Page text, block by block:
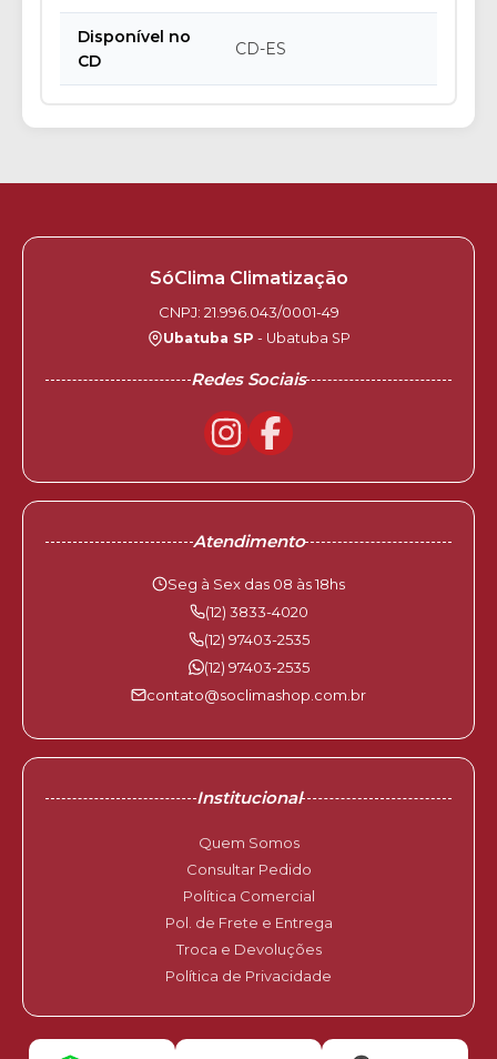
Disponível no
CD
CD-ES
SóClima Climatização
CNPJ: 21.996.043/0001-49
Ubatuba SP - Ubatuba SP
Redes Sociais
Atendimento
Seg à Sex das 08 às 18hs
(12) 3833-4020
(12) 97403-2535
(12) 97403-2535
contato@soclimashop.com.br
Institucional
Quem Somos
Consultar Pedido
Política Comercial
Pol. de Frete e Entrega
Troca e Devoluções
Política de Privacidade